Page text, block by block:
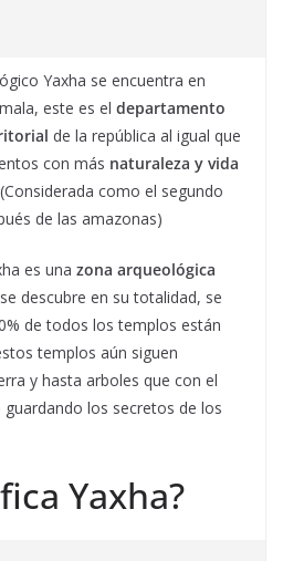
Yaxha se encuentra en
este es el departamento
de la república al igual que
con más naturaleza y vida
como el segundo
de las amazonas)
es una zona arqueológica
descubre en su totalidad, se
de todos los templos están
templos aún siguen
y hasta arboles que con el
los secretos de los
Yaxha?